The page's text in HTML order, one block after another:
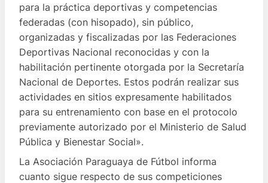
para la práctica deportivas y competencias
federadas (con hisopado), sin público,
organizadas y fiscalizadas por las Federaciones
Deportivas Nacional reconocidas y con la
habilitación pertinente otorgada por la Secretaría
Nacional de Deportes. Estos podrán realizar sus
actividades en sitios expresamente habilitados
para su entrenamiento con base en el protocolo
previamente autorizado por el Ministerio de Salud
Pública y Bienestar Social».
La Asociación Paraguaya de Fútbol informa
cuanto sigue respecto de sus competiciones